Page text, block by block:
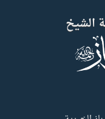
الشيخ